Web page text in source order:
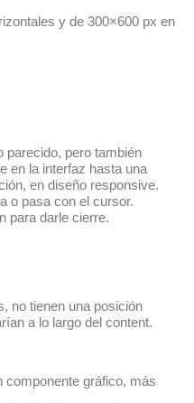
y de 300×600 px en
parecido, pero también
en la interfaz hasta una
en diseño responsive.
o pasa con el cursor.
para darle cierre.
no tienen una posición
a lo largo del content.
componente gráfico, más